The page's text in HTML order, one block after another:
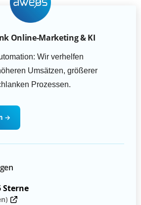
Online-Marketing & KI
Wir verhelfen
Umsätzen, größerer
Prozessen.
→
Sterne